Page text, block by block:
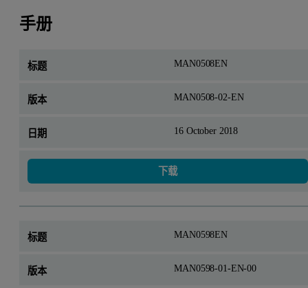
手册
MAN0508EN
MAN0508-02-EN
16 October 2018
下载
MAN0598EN
MAN0598-01-EN-00